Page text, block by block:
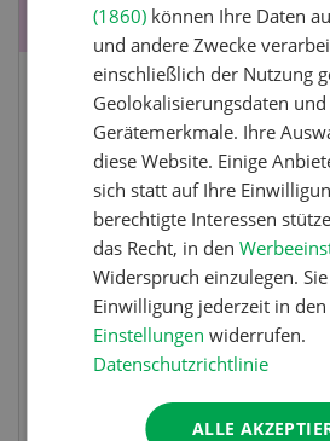
Fachkurs Aquakultur
Sind Sie in der Fischzucht
interessieren Sie sich für das
diesem Fall ist unser FBA-
die perfekte Wahl für Sie. Der
sich mit einem Praktikum
berufsunabhängigen Ausweis
MEHR ZUR
(1860) können Ihre Daten
und andere Zwecke
einschließlich der Nutzung
Geolokalisierungsdaten und
Gerätemerkmale. Ihre
diese Website. Einige
sich statt auf Ihre
berechtigte Interessen
das Recht, in den
Widerspruch einzulegen.
Einwilligung jederzeit in den
Einstellungen widerrufen.
Datenschutzrichtlinie
ALLE